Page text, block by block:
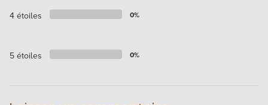
4 étoiles 0%
5 étoiles 0%